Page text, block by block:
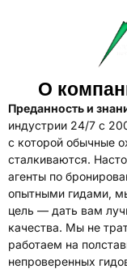
О
Преданность и
индустрии 24/7 с
с которой обычные
сталкиваются.
агенты по
опытными гидами,
цель — дать вам
качества. Мы не
работаем на
непроверенных